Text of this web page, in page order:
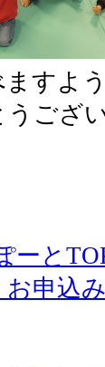
すよ
ござ
ーと
お申込